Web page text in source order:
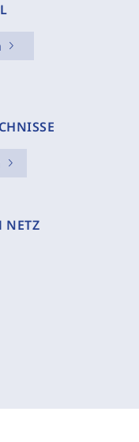
NETZ